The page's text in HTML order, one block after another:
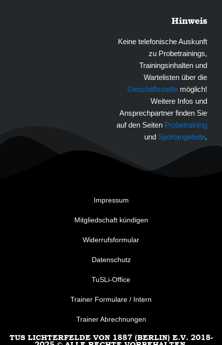
Hinweis
Keine telefonische Auskunft
zu Probetrainings,
Trainingsinhalten und
Wartelisten über die
Geschäftsstelle möglich!
Weitere Infos und
Ansprechpartner finden Sie
auf den Seiten Probetraining
und Sportangebote.
Impressum
Mitgliedschaft kündigen
Widerrufsformular
Datenschutz
TuSLi-Office
Trainer Formulare / Intern
Trainer Abrechnungen
TUS LICHTERFELDE VON 1887 (BERLIN) E.V. 2018-